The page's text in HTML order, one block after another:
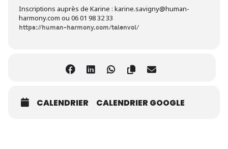
Inscriptions auprès de Karine : karine.savigny@human-
harmony.com ou 06 01 98 32 33
https://human-harmony.com/talenvol/
CALENDRIER CALENDRIER GOOGLE